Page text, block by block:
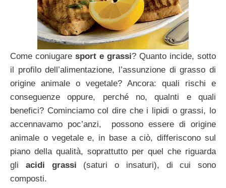
Come coniugare sport e grassi? Quanto incide, sotto
il profilo dell’alimentazione, l’assunzione di grasso di
origine animale o vegetale? Ancora: quali rischi e
conseguenze oppure, perché no, qualnti e quali
benefici? Cominciamo col dire che i lipidi o grassi, lo
accennavamo poc’anzi, possono essere di origine
animale o vegetale e, in base a ciò, differiscono sul
piano della qualità, soprattutto per quel che riguarda
gli acidi grassi (saturi o insaturi), di cui sono
composti.